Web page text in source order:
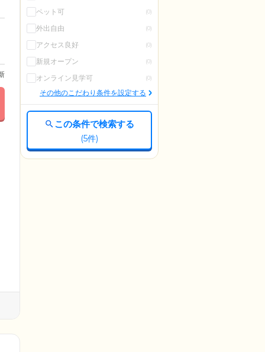
ペット可 (0)
外出自由 (0)
アクセス良好 (0)
新規オープン (0)
オンライン見学可 (0)
その他のこだわり条件を設定する
この条件で検索する
(5件)